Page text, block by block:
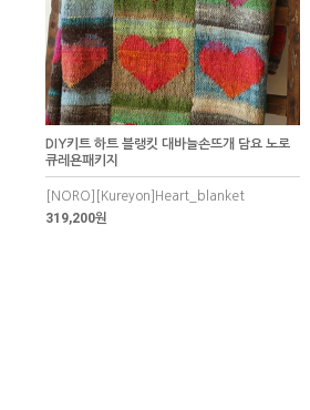
DIY키트 하트 블랭킷 대바늘손뜨개 담요 노로
큐레욘패키지
[NORO][Kureyon]Heart_blanket
319,200원